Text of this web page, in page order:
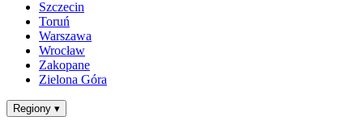
Szczecin
Toruń
Warszawa
Wrocław
Zakopane
Zielona Góra
Regiony ▾